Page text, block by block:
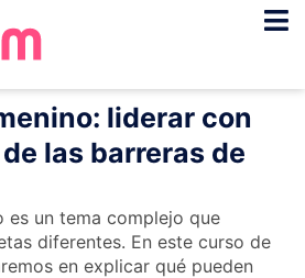
liderar con
las barreras de
es un tema complejo que
diferentes. En este curso de
en explicar qué pueden